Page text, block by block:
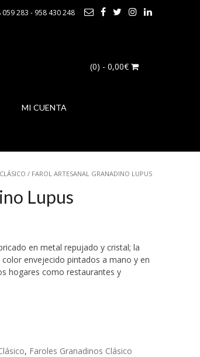
283 - 958 430 248
(0) - 0,00€
MI CUENTA
/ FAROL ARTESANAL GRANADINO LUPUS
Lupus
en metal repujado y cristal; la
envejecido pintados a mano y en
hogares como restaurantes y
, Faroles Granadinos Clásico